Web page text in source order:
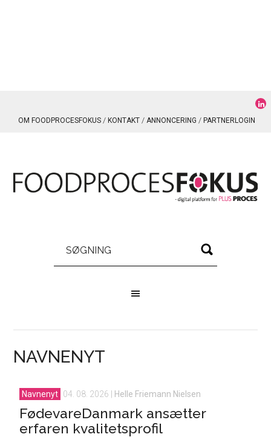
OM FOODPROCESFOKUS KONTAKT ANNONCERING PARTNERLOGIN
NAVNENYT
Navnenyt 04. 08. 2026 Helle Friemann Nielsen
FødevareDanmark ansætter
erfaren kvalitetsprofil